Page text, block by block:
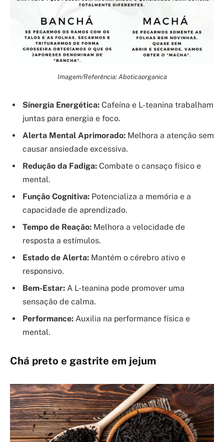
Imagem/Referência: Aboticaorganica
Sinergia Energética: Cafeína e L-teanina trabalham
juntas para energia e foco.
Alerta Mental Aprimorado: Melhora a atenção sem
causar ansiedade excessiva.
Redução da Fadiga: Combate o cansaço físico e
mental.
Função Cognitiva: Potencializa a memória e a
capacidade de aprendizado.
Tempo de Reação: Melhora a velocidade de
resposta a estímulos.
Estado de Alerta: Mantém o cérebro ativo e
responsivo.
Bem-Estar: A L-teanina pode promover uma
sensação de calma.
Performance: Auxilia na performance física e
mental.
Chá preto e gastrite em jejum